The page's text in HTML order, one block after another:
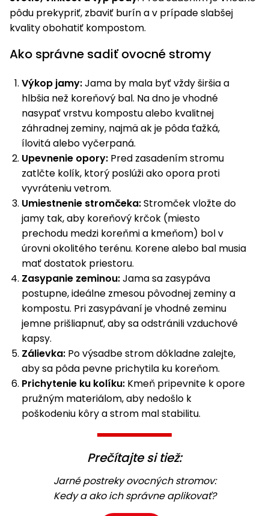
Príslušenstvo
pôdu prekypriť, zbaviť burín a v prípade slabšej
kvality obohatiť kompostom.
Ako správne sadiť ovocné stromy
Výkop jamy:Jama by mala byť vždy širšia a
hlbšia než koreňový bal. Na dno je vhodné
nasypať vrstvu kompostu alebo kvalitnej
záhradnej zeminy, najmä ak je pôda ťažká,
ílovitá alebo vyčerpaná.
Upevnenie opory: Pred zasadením stromu
zatlčte kolík, ktorý poslúži ako opora proti
vyvráteniu vetrom.
Umiestnenie stromčeka:Stromček vložte do
jamy tak, aby koreňový krčok (miesto
prechodu medzi koreňmi a kmeňom) bol v
úrovni okolitého terénu. Korene alebo bal musia
mať dostatok priestoru.
Zasypanie zeminou:Jama sa zasypáva
postupne, ideálne zmesou pôvodnej zeminy a
kompostu. Pri zasypávaní je vhodné zeminu
jemne prišliapnuť, aby sa odstránili vzduchové
kapsy.
Zálievka: Po výsadbe strom dôkladne zalejte,
aby sa pôda pevne prichytila ku koreňom.
Prichytenie ku kolíku: Kmeň pripevnite k opore
pružným materiálom, aby nedošlo k
poškodeniu kôry a strom mal stabilitu.
Prečítajte si tiež:
Jarné postreky ovocných stromov:
Kedy a ako ich správne aplikovať?